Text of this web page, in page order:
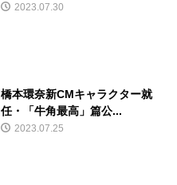
2023.07.30
橋本環奈新CMキャラクター就
任・「牛角最高」篇公...
2023.07.25